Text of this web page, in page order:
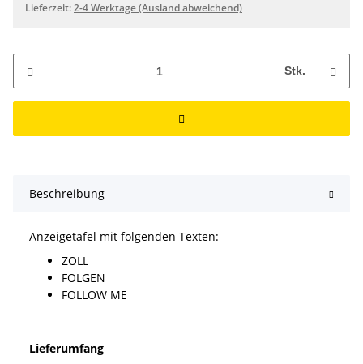
Lieferzeit:2-4 Werktage(Ausland abweichend)
Stk.
Beschreibung
Anzeigetafel mit folgenden Texten:
ZOLL
FOLGEN
FOLLOW ME
Lieferumfang